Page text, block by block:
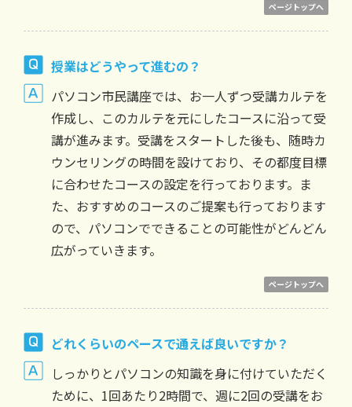
ページトップへ
授業はどうやって進むの？
パソコン市民講座では、お一人ずつ受講カルテを
作成し、このカルテを元にしたコースに沿って受
講が進みます。受講をスタートした後も、随時カ
ウンセリングの時間を設けており、その都度目標
に合わせたコースの設定を行っております。ま
た、おすすめのコースのご提案も行っております
ので、パソコンでできることの可能性がどんどん
広がっていきます。
ページトップへ
どれくらいのペースで通えば良いですか？
しっかりとパソコンの知識を身に付けていただく
ために、1回あたり2時間で、週に2回の受講をお